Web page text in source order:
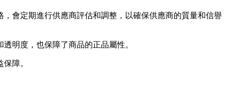
會定期進行供應商評估和調整，以確保供應商的質量和信譽
明度，也保障了商品的正品屬性。
障。